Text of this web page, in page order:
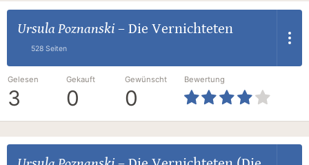
Ursula Poznanski– Die Vernichteten
528 Seiten
Gelesen
3
Gekauft
0
Gewünscht
0
Bewertung